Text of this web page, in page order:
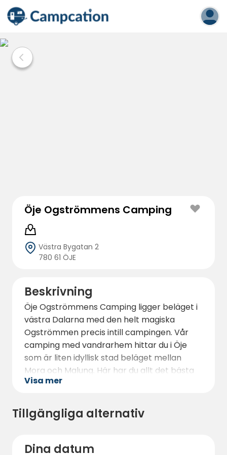
Öje Ogströmmens Camping
Västra Bygatan 2
780 61 ÖJE
Beskrivning
Öje Ogströmmens Camping ligger beläget i
västra Dalarna med den helt magiska
Ogströmmen precis intill campingen. Vår
camping med vandrarhem hittar du i Öje
som är liten idyllisk stad beläget mellan
Mora och Malung. Här har du allt det bästa
Dalarna har ett erbjuda ett litet stenkast
runt så ni är välkomna att uppleva Dalarna
med oss oavett årstid.
bäddar med 2-, 3-, 4-, och 5-bäddsrum.
Visa mer
Tillgängliga alternativ
Dina datum